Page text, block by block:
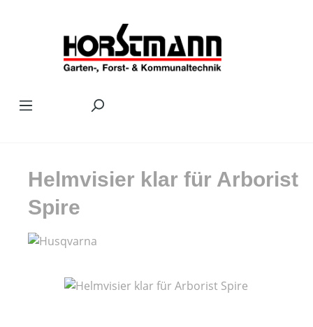
Helmvisier klar für Arborist
Spire
Bildergalerie überspringen